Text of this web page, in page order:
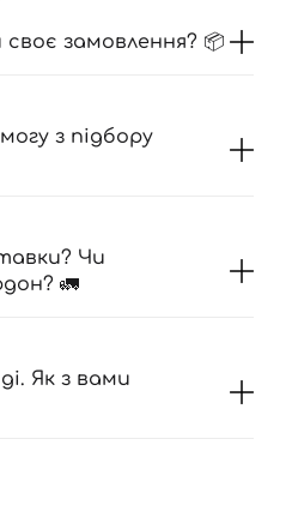
своє замовлення? 📦
з підбору
Чи
🚛
Як з вами